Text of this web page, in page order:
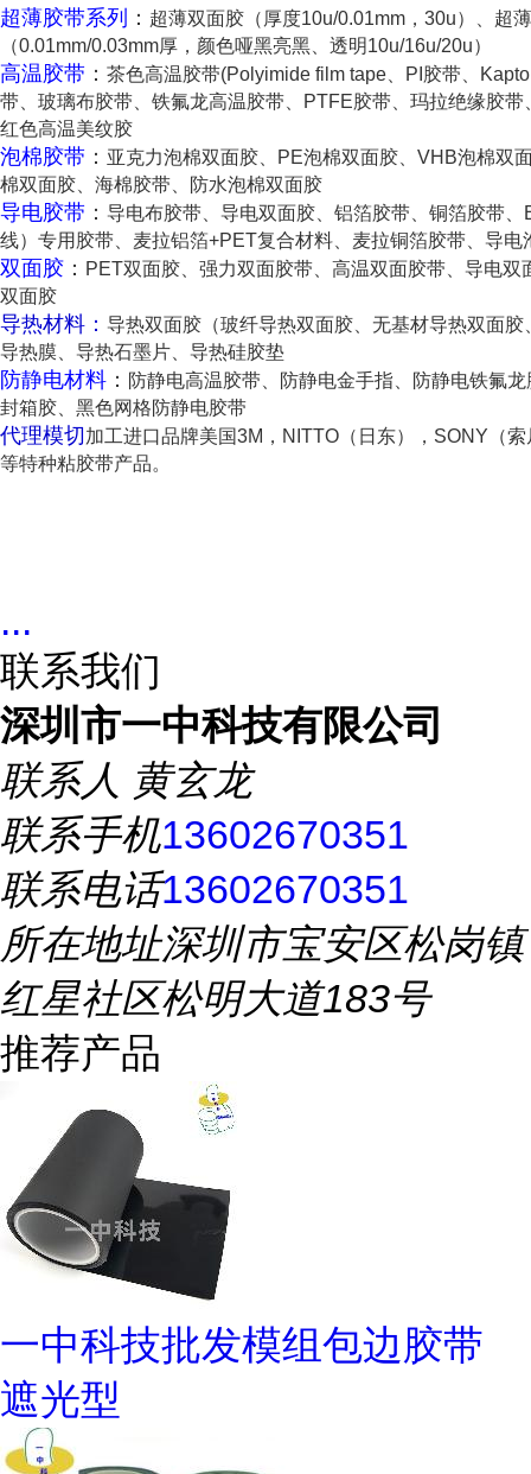
超薄胶带系列 ： 超薄双面胶（厚度10u/0.01mm，30u）、超
（0.01mm/0.03mm厚，颜色哑黑亮黑、透明10u/16u/20u）
高温胶带 ： 茶色高温胶带(Polyimide film tape、PI胶带、
带、玻璃布胶带、铁氟龙高温胶带、PTFE胶带、玛拉绝缘胶
红色高温美纹胶
泡棉胶带 ： 亚克力泡棉双面胶、PE泡棉双面胶、VHB泡棉双
棉双面胶、海棉胶带、防水泡棉双面胶
导电胶带 ： 导电布胶带、导电双面胶、铝箔胶带、铜箔胶带
线）专用胶带、麦拉铝箔+PET复合材料、麦拉铜箔胶带、导电
双面胶 ： PET双面胶、强力双面胶带、高温双面胶带、导电
双面胶
导热材料： 导热双面胶（玻纤导热双面胶、无基材导热双面
导热膜、导热石墨片、导热硅胶垫
防静电材料 ： 防静电高温胶带、防静电金手指、防静电铁氟
封箱胶、黑色网格防静电胶带
代理模切 加工进口品牌美国3M，NITTO（日东），SONY（
等特种粘胶带产品。
...
联系我们
深圳市一中科技有限公司
联系人 黄玄龙
联系手机13602670351
联系电话13602670351
所在地址深圳市宝安区松岗镇
红星社区松明大道183号
推荐产品
一中科技批发模组包边胶带
遮光型